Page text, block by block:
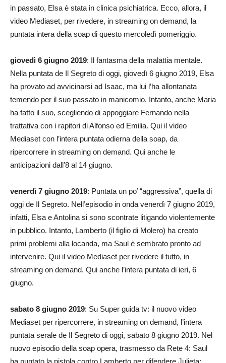
in passato, Elsa è stata in clinica psichiatrica. Ecco, allora, il
video Mediaset, per rivedere, in streaming on demand, la
puntata intera della soap di questo mercoledì pomeriggio.
giovedì 6 giugno 2019: Il fantasma della malattia mentale.
Nella puntata de Il Segreto di oggi, giovedì 6 giugno 2019, Elsa
ha provato ad avvicinarsi ad Isaac, ma lui l’ha allontanata
temendo per il suo passato in manicomio. Intanto, anche Maria
ha fatto il suo, scegliendo di appoggiare Fernando nella
trattativa con i rapitori di Alfonso ed Emilia. Qui il video
Mediaset con l’intera puntata odierna della soap, da
ripercorrere in streaming on demand. Qui anche le
anticipazioni dall’8 al 14 giugno.
venerdì 7 giugno 2019: Puntata un po’ “aggressiva”, quella di
oggi de Il Segreto. Nell’episodio in onda venerdì 7 giugno 2019,
infatti, Elsa e Antolina si sono scontrate litigando violentemente
in pubblico. Intanto, Lamberto (il figlio di Molero) ha creato
primi problemi alla locanda, ma Saul è sembrato pronto ad
intervenire. Qui il video Mediaset per rivedere il tutto, in
streaming on demand. Qui anche l’intera puntata di ieri, 6
giugno.
sabato 8 giugno 2019: Su Super guida tv: il nuovo video
Mediaset per ripercorrere, in streaming on demand, l’intera
puntata serale de Il Segreto di oggi, sabato 8 giugno 2019. Nel
nuovo episodio della soap opera, trasmesso da Rete 4: Saul
ha puntato la pistola contro Lamberto per difendere Julieta;